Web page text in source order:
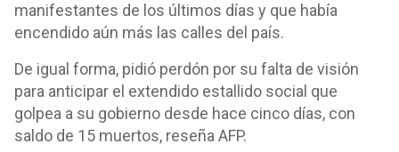
manifestantes de los últimos días y que había
encendido aún más las calles del país.
De igual forma, pidió perdón por su falta de visión
para anticipar el extendido estallido social que
golpea a su gobierno desde hace cinco días, con
saldo de 15 muertos, reseña AFP.